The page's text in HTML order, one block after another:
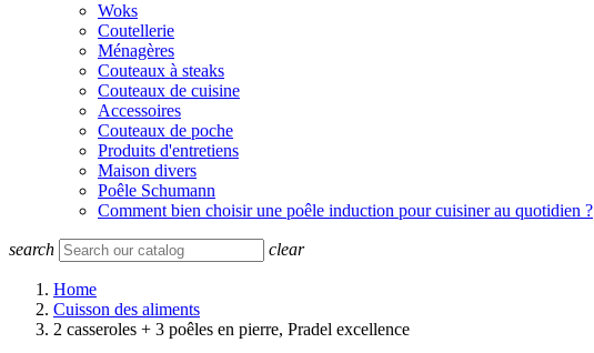
Woks
Coutellerie
Ménagères
Couteaux à steaks
Couteaux de cuisine
Accessoires
Couteaux de poche
Produits d'entretiens
Maison divers
Poêle Schumann
Comment bien choisir une poêle induction pour cuisiner au quotidien ?
search clear
Home
Cuisson des aliments
2 casseroles + 3 poêles en pierre, Pradel excellence